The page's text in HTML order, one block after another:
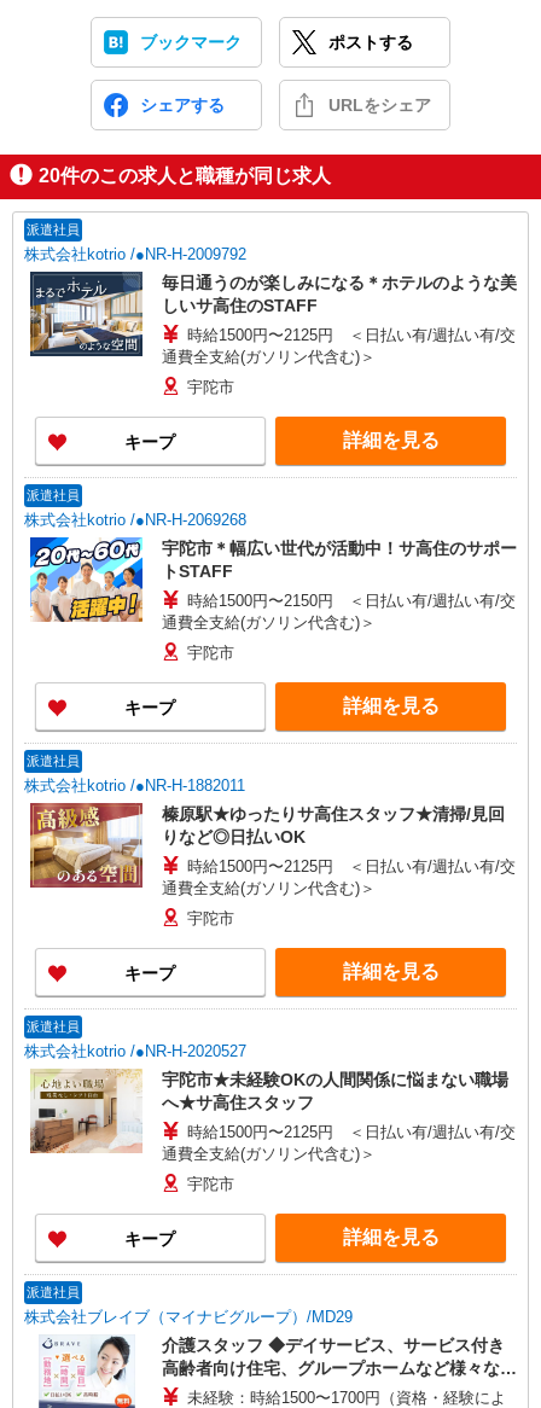
ブックマーク ポストする
シェアする URLをシェア
20件のこの求人と職種が同じ求人
派遣社員
株式会社kotrio /●NR-H-2009792
毎日通うのが楽しみになる＊ホテルのような美
しいサ高住のSTAFF
時給1500円〜2125円 ＜日払い有/週払い有/交
通費全支給(ガソリン代含む)＞
宇陀市
キープ 詳細を見る
派遣社員
株式会社kotrio /●NR-H-2069268
宇陀市＊幅広い世代が活動中！サ高住のサポー
トSTAFF
時給1500円〜2150円 ＜日払い有/週払い有/交
通費全支給(ガソリン代含む)＞
宇陀市
キープ 詳細を見る
派遣社員
株式会社kotrio /●NR-H-1882011
榛原駅★ゆったりサ高住スタッフ★清掃/見回
りなど◎日払いOK
時給1500円〜2125円 ＜日払い有/週払い有/交
通費全支給(ガソリン代含む)＞
宇陀市
キープ 詳細を見る
派遣社員
株式会社kotrio /●NR-H-2020527
宇陀市★未経験OKの人間関係に悩まない職場
へ★サ高住スタッフ
時給1500円〜2125円 ＜日払い有/週払い有/交
通費全支給(ガソリン代含む)＞
宇陀市
キープ 詳細を見る
派遣社員
株式会社ブレイブ（マイナビグループ）/MD29
介護スタッフ ◆デイサービス、サービス付き
高齢者向け住宅、グループホームなど様々な勤
務先から選べます。
未経験：時給1500〜1700円（資格・経験によ